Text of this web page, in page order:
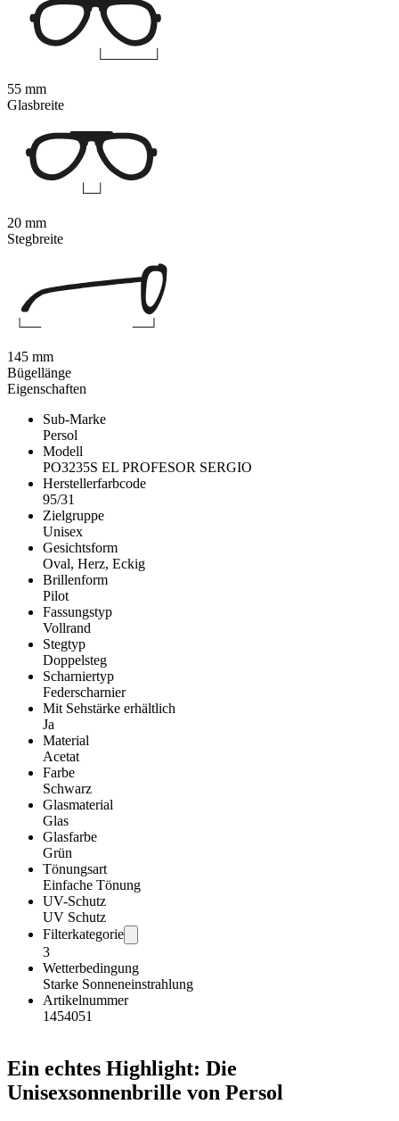
Eigenschaften
Sub-Marke
Persol
Modell
PO3235S EL PROFESOR SERGIO
Herstellerfarbcode
95/31
Zielgruppe
Unisex
Gesichtsform
Oval, Herz, Eckig
Brillenform
Pilot
Fassungstyp
Vollrand
Stegtyp
Doppelsteg
Scharniertyp
Federscharnier
Mit Sehstärke erhältlich
Ja
Material
Acetat
Farbe
Schwarz
Glasmaterial
Glas
Glasfarbe
Grün
Tönungsart
Einfache Tönung
UV-Schutz
UV Schutz
Filterkategorie
3
Wetterbedingung
Starke Sonneneinstrahlung
Artikelnummer
1454051
Ein echtes Highlight: Die
Unisexsonnenbrille von Persol
55 mm
Glasbreite
20 mm
Stegbreite
145 mm
Bügellänge